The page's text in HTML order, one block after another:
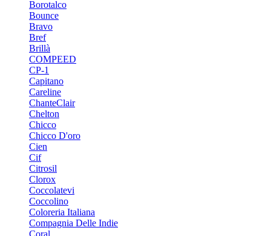
Borotalco
Bounce
Bravo
Bref
Brillà
COMPEED
CP-1
Capitano
Careline
ChanteСlair
Chelton
Chicco
Chicco D'oro
Cien
Cif
Citrosil
Clorox
Coccolatevi
Coccolino
Coloreria Italiana
Compagnia Delle Indie
Coral